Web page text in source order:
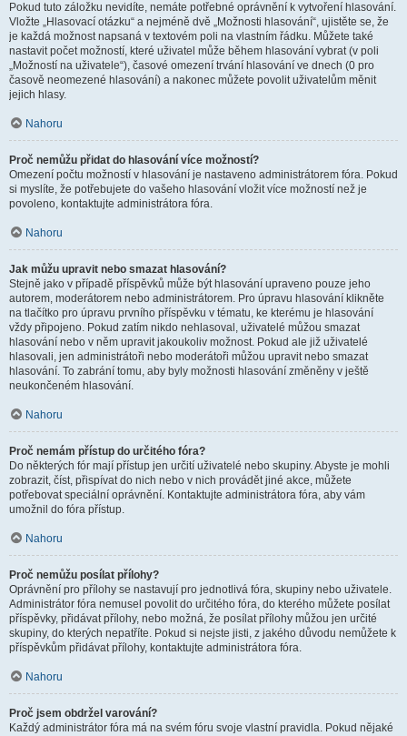
Pokud tuto záložku nevidíte, nemáte potřebné oprávnění k vytvoření hlasování.
Vložte „Hlasovací otázku“ a nejméně dvě „Možnosti hlasování“, ujistěte se, že
je každá možnost napsaná v textovém poli na vlastním řádku. Můžete také
nastavit počet možností, které uživatel může během hlasování vybrat (v poli
„Možností na uživatele“), časové omezení trvání hlasování ve dnech (0 pro
časově neomezené hlasování) a nakonec můžete povolit uživatelům měnit
jejich hlasy.
Nahoru
Proč nemůžu přidat do hlasování více možností?
Omezení počtu možností v hlasování je nastaveno administrátorem fóra. Pokud
si myslíte, že potřebujete do vašeho hlasování vložit více možností než je
povoleno, kontaktujte administrátora fóra.
Nahoru
Jak můžu upravit nebo smazat hlasování?
Stejně jako v případě příspěvků může být hlasování upraveno pouze jeho
autorem, moderátorem nebo administrátorem. Pro úpravu hlasování klikněte
na tlačítko pro úpravu prvního příspěvku v tématu, ke kterému je hlasování
vždy připojeno. Pokud zatím nikdo nehlasoval, uživatelé můžou smazat
hlasování nebo v něm upravit jakoukoliv možnost. Pokud ale již uživatelé
hlasovali, jen administrátoři nebo moderátoři můžou upravit nebo smazat
hlasování. To zabrání tomu, aby byly možnosti hlasování změněny v ještě
neukončeném hlasování.
Nahoru
Proč nemám přístup do určitého fóra?
Do některých fór mají přístup jen určití uživatelé nebo skupiny. Abyste je mohli
zobrazit, číst, přispívat do nich nebo v nich provádět jiné akce, můžete
potřebovat speciální oprávnění. Kontaktujte administrátora fóra, aby vám
umožnil do fóra přístup.
Nahoru
Proč nemůžu posílat přílohy?
Oprávnění pro přílohy se nastavují pro jednotlivá fóra, skupiny nebo uživatele.
Administrátor fóra nemusel povolit do určitého fóra, do kterého můžete posílat
příspěvky, přidávat přílohy, nebo možná, že posílat přílohy můžou jen určité
skupiny, do kterých nepatříte. Pokud si nejste jisti, z jakého důvodu nemůžete k
příspěvkům přidávat přílohy, kontaktujte administrátora fóra.
Nahoru
Proč jsem obdržel varování?
Každý administrátor fóra má na svém fóru svoje vlastní pravidla. Pokud nějaké